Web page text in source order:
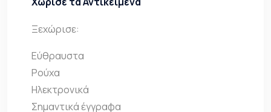
Ξεχώρισε:
Εύθραυστα
Ρούχα
Ηλεκτρονικά
Σημαντικά έγγραφα